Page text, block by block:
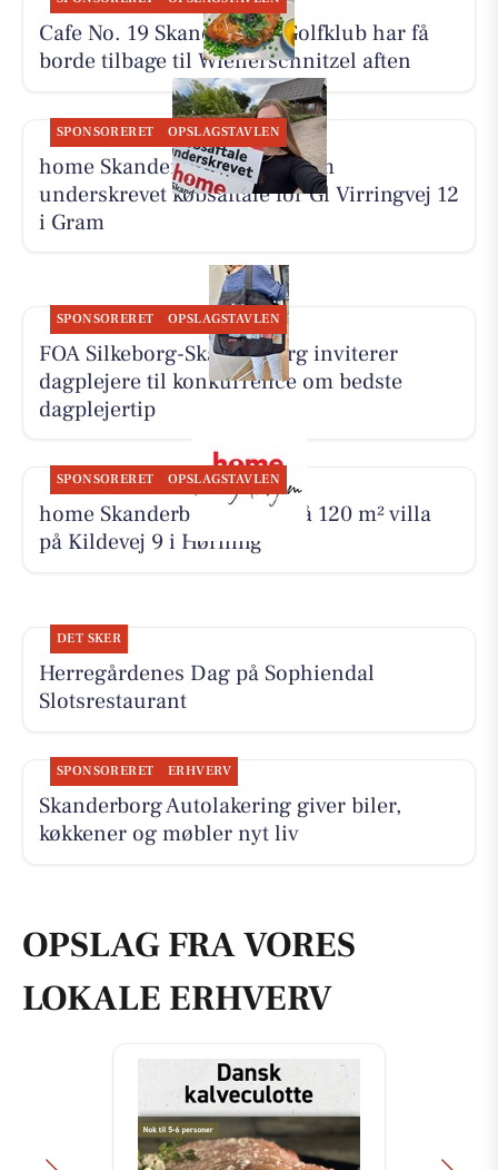
Cafe No. 19 Skanderborg Golfklub har få
borde tilbage til Wienerschnitzel aften
SPONSORERET OPSLAGSTAVLEN
home Skanderborg melder om
underskrevet købsaftale for Gl Virringvej 12
i Gram
SPONSORERET OPSLAGSTAVLEN
FOA Silkeborg-Skanderborg inviterer
dagplejere til konkurrence om bedste
dagplejertip
SPONSORERET OPSLAGSTAVLEN
home Skanderborg byder på 120 m² villa
på Kildevej 9 i Hørning
DET SKER
Herregårdenes Dag på Sophiendal
Slotsrestaurant
SPONSORERET ERHVERV
Skanderborg Autolakering giver biler,
køkkener og møbler nyt liv
OPSLAG FRA VORES
LOKALE ERHVERV